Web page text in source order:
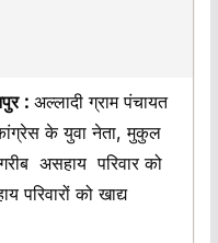
: अल्लादी ग्राम पंचायत
के युवा नेता, मुकुल
असहाय परिवार को
को खाद्य